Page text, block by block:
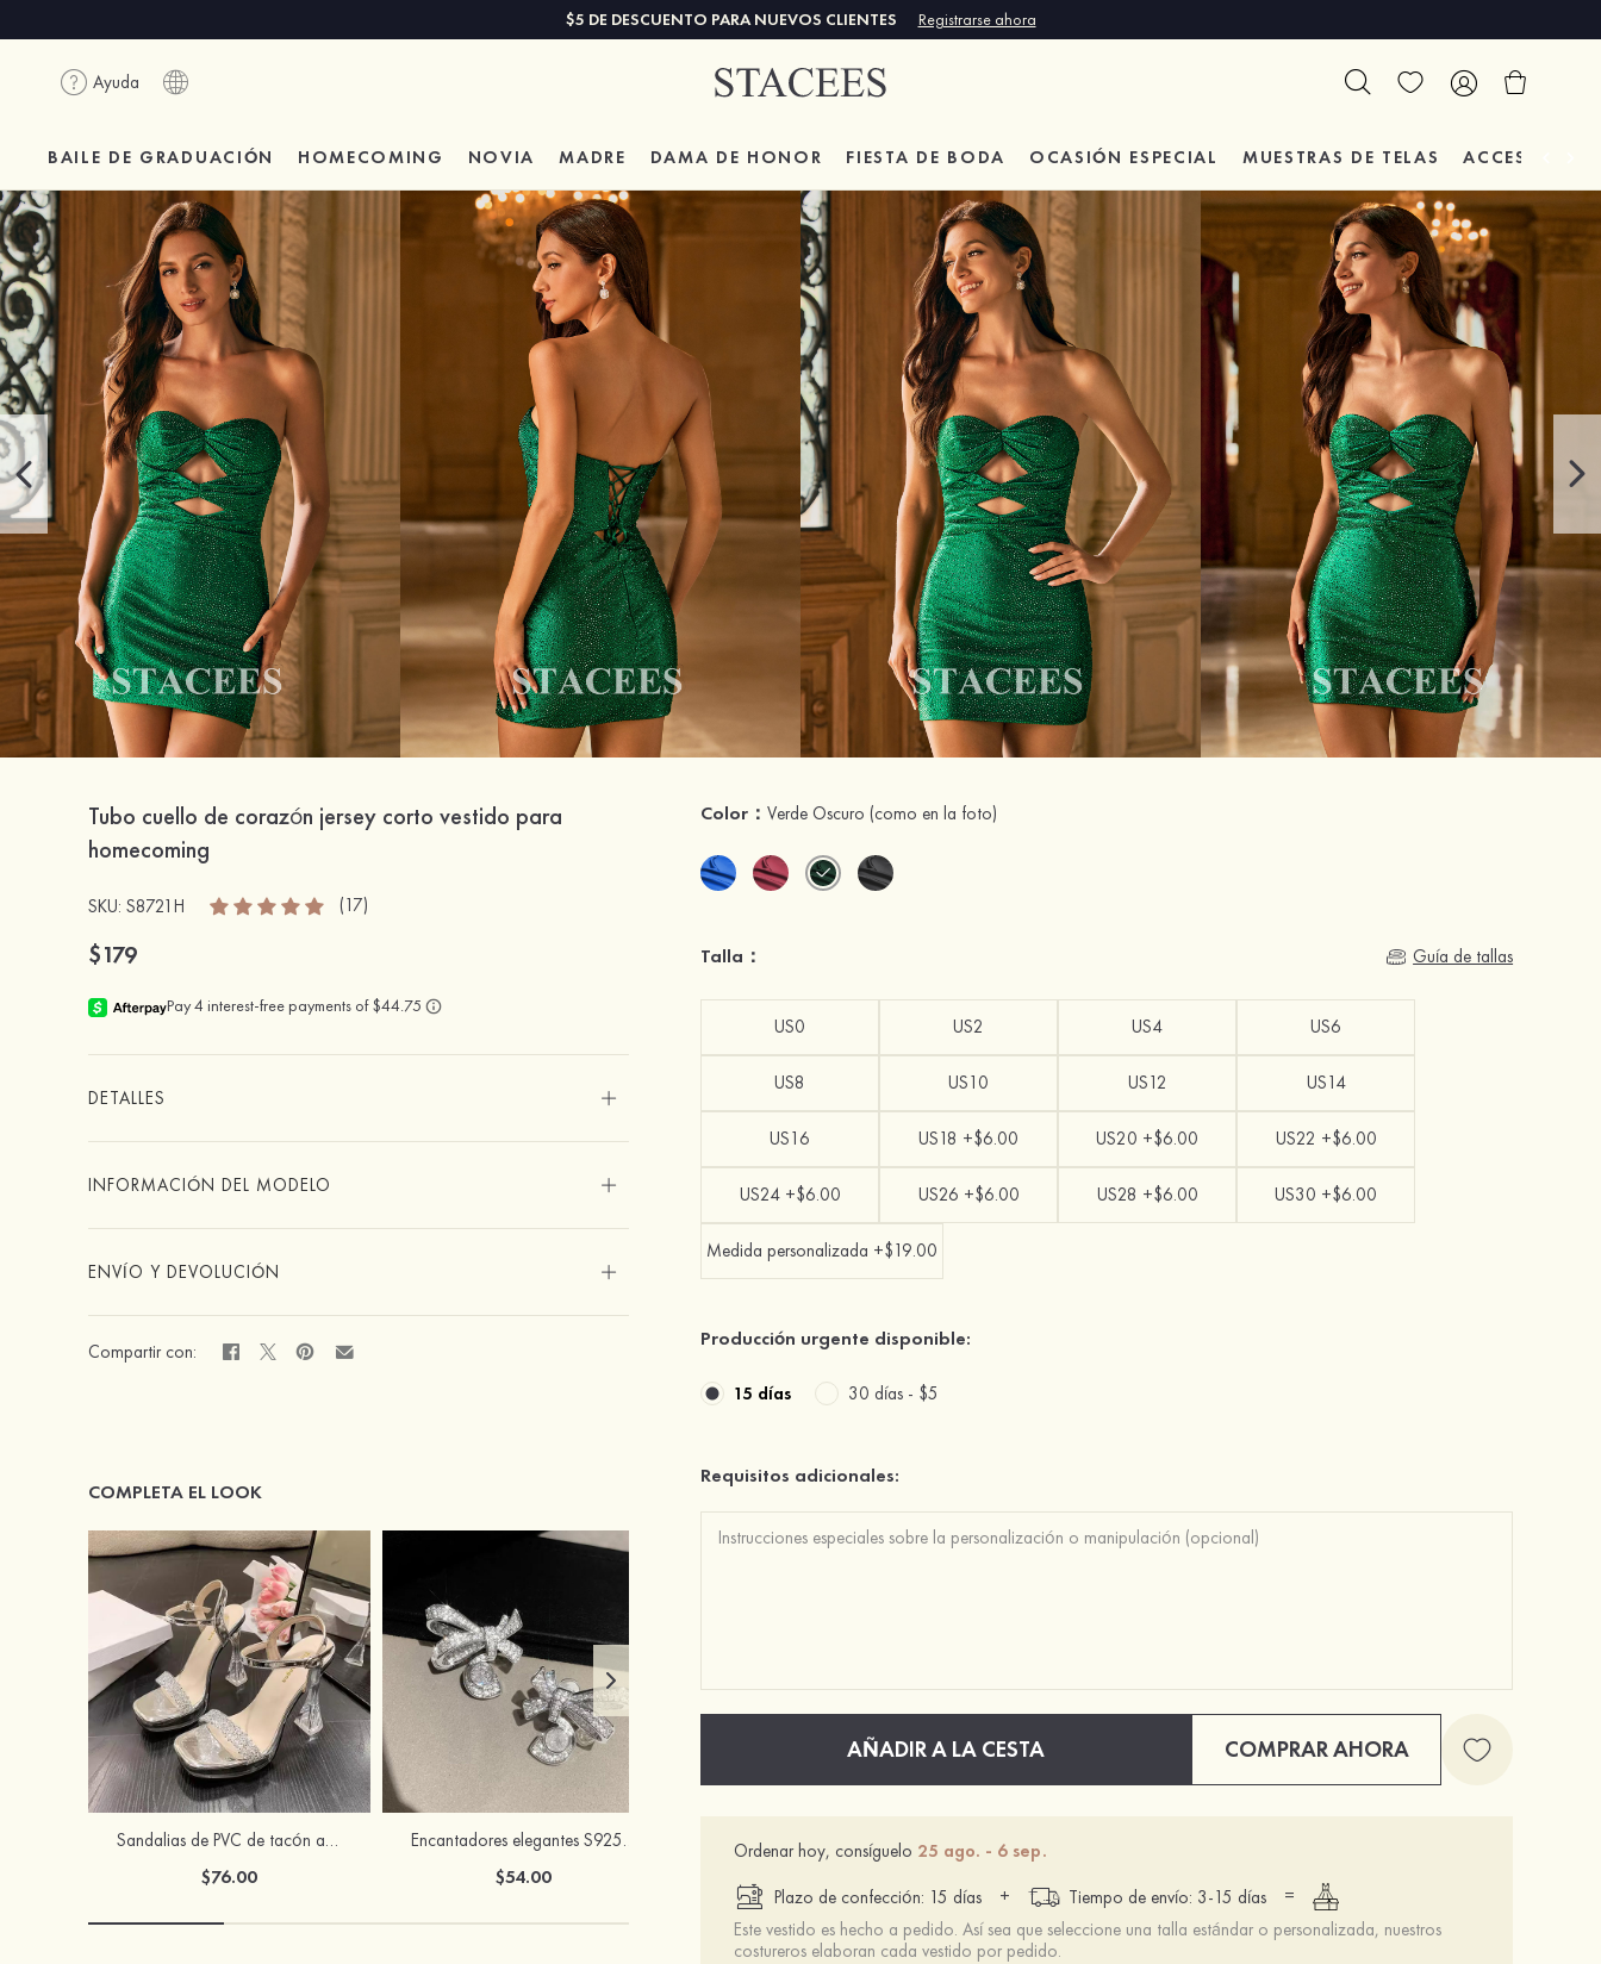
$5 DE DESCUENTO PARA NUEVOS CLIENTES Registrarse ahora
Ayuda
BAILE DE GRADUACIÓN HOMECOMING NOVIA MADRE DAMA DE HONOR FIESTA DE BODA OCASIÓN ESPECIAL MUESTRAS DE TELAS ACCESORIOS
Tubo cuello de corazón jersey corto vestido para
homecoming
SKU: S8721H (17)
$179
DETALLES
INFORMACIÓN DEL MODELO
ENVÍO Y DEVOLUCIÓN
Compartir con:
COMPLETA EL LOOK
Sandalias de PVC de tacón ancho con punta abierta para ocasión especial
$76.00
Encantadores elegantes S925 plata pendientes con rhinestones
$54.00
PU tacones punta abierta sandalias tacón ancho zapatos
Color：Verde Oscuro (como en la foto)
Talla： Guía de tallas
US0 US2 US4 US6
US8 US10 US12 US14
US16 US18 +$6.00 US20 +$6.00 US22 +$6.00
US24 +$6.00 US26 +$6.00 US28 +$6.00 US30 +$6.00
Medida personalizada +$19.00
Producción urgente disponible:
15 días 30 días - $5
Requisitos adicionales:
AÑADIR A LA CESTA COMPRAR AHORA
Ordenar hoy, consíguelo 25 ago. - 6 sep.
Plazo de confección: 15 días
+ Tiempo de envío: 3-15 días
=
Este vestido es hecho a pedido. Así sea que seleccione una talla estándar o personalizada, nuestros
costureros elaboran cada vestido por pedido.